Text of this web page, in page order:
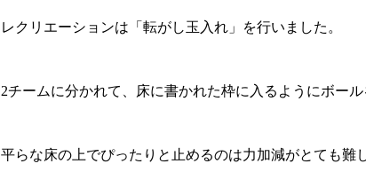
レクリエーションは「転がし玉入れ」を行いました。
2チームに分かれて、床に書かれた枠に入るようにボール
平らな床の上でぴったりと止めるのは力加減がとても難